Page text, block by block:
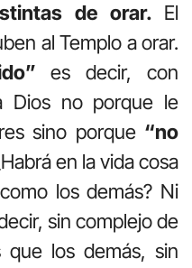
de orar. El
al Templo a orar.
es decir, con
Dios no porque le
sino porque “no
en la vida cosa
los demás? Ni
sin complejo de
que los demás, sin